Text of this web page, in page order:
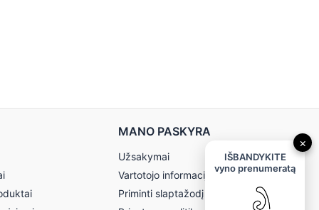
MANO PASKYRA
Užsakymai
Vartotojo informacija
Priminti slaptažodį
×
IŠBANDYKITE
vyno prenumeratą